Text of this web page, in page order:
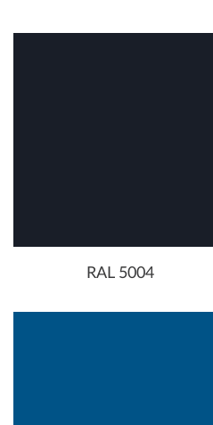
RAL 5004